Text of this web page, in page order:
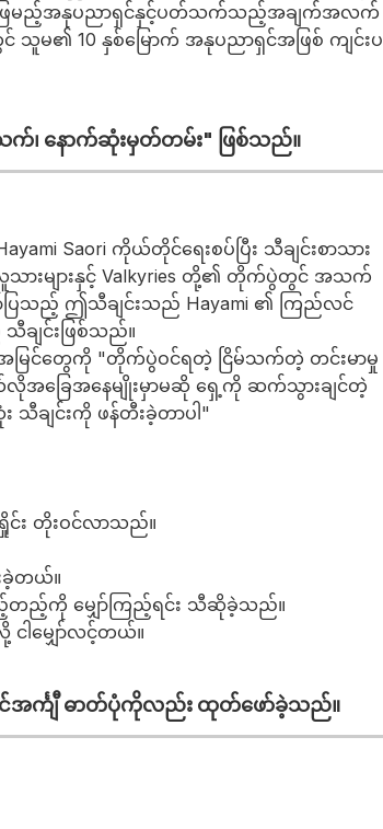
ြေမည့်အနုပညာရှင်နှင့်ပတ်သက်သည့်အချက်အလက်
မ၏ 10 နှစ်မြောက် အနုပညာရှင်အဖြစ် ကျင်းပ
၊ နောက်ဆုံးမှတ်တမ်း" ဖြစ်သည်။
Saori ကိုယ်တိုင်ရေးစပ်ပြီး သီချင်းစာသား
သားများနှင့် Valkyries တို့၏ တိုက်ပွဲတွင် အသက်
ော်ပြသည့် ဤသီချင်းသည် Hayami ၏ ကြည်လင်
ျင်းဖြစ်သည်။
အမြင်တွေကို "တိုက်ပွဲဝင်ရတဲ့ ငြိမ်သက်တဲ့ တင်းမာမှု
အခြေအနေမျိုးမှာမဆို ရှေ့ကို ဆက်သွားချင်တဲ့
သီချင်းကို ဖန်တီးခဲ့တာပါ"
း တိုးဝင်လာသည်။
ခဲ့တယ်။
တည့်ကို မျှော်ကြည့်ရင်း သီဆိုခဲ့သည်။
ါမျှော်လင့်တယ်။
အင်္ကျီ ဓာတ်ပုံကိုလည်း ထုတ်ဖော်ခဲ့သည်။